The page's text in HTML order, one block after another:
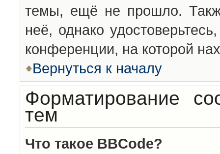
темы, ещё не прошло.
неё, однако
конференции, на которой
Вернуться к началу
Форматирование
тем
Что такое BBCode?